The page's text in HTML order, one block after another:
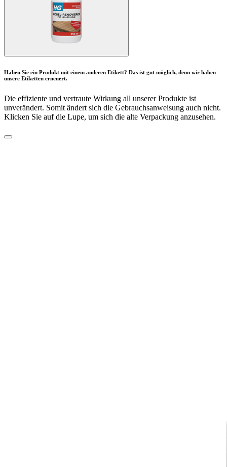
Haben Sie ein Produkt mit einem anderen Etikett? Das ist gut möglich, denn wir haben
unsere Etiketten erneuert.
Die effiziente und vertraute Wirkung all unserer Produkte ist
unverändert. Somit ändert sich die Gebrauchsanweisung auch nicht.
Klicken Sie auf die Lupe, um sich die alte Verpackung anzusehen.